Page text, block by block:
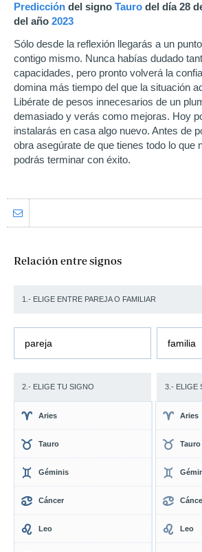
Predicción del signo Tauro del día 28
del año 2023
Sólo desde la reflexión llegarás a un
contigo mismo. Nunca habías dudado
capacidades, pero pronto volverá la
domina más tiempo del que la situación
Libérate de pesos innecesarios de un
demasiado y verás como mejoras. Hoy
instalarás en casa algo nuevo. Antes de
obra asegúrate de que tienes todo lo que
podrás terminar con éxito.
Relación entre signos
1.- ELIGE ENTRE PAREJA O FAMILIAR
pareja familia
2.- ELIGE TU SIGNO 3.- ELIGE
Aries
Tauro
Géminis
Cáncer
Leo
Aries
Tauro
Leo